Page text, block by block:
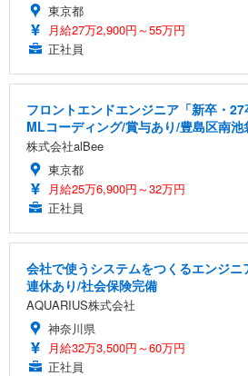
東京都
月給27万2,900円～55万円
正社員
フロントエンドエンジニア「新卒・
MLコーディング/賞与あり/豊島区南池
株式会社alBee
東京都
月給25万6,900円～32万円
正社員
会社で使うシステムをつくるエンジ
連休あり/社会保険完備
AQUARIUS株式会社
神奈川県
月給32万3,500円～60万円
正社員